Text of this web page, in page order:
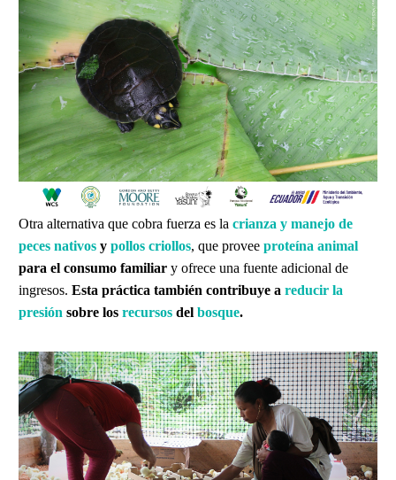
Otra alternativa que cobra fuerza es la crianza y manejo de
peces nativos y pollos criollos, que provee proteína animal
para el consumo familiar y ofrece una fuente adicional de
ingresos. Esta práctica también contribuye a reducir la
presión sobre los recursos del bosque.